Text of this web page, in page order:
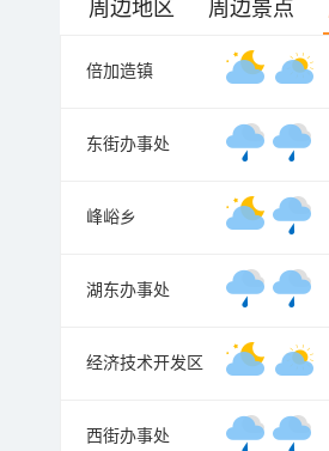
周边地区 周边景点
倍加造镇
东街办事处
峰峪乡
湖东办事处
经济技术开发区
西街办事处